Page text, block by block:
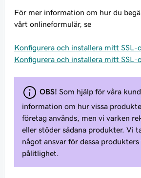
För mer information om hur du
vårt onlineformulär, se
Konfigurera och installera mitt SSL-
Konfigurera och installera mitt SSL-
OBS! Som hjälp för våra
information om hur vissa
företag används, men vi varken
eller stöder sådana produkter. Vi
något ansvar för dessa
pålitlighet.